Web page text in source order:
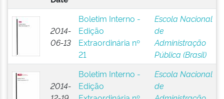
2014-
06-13
Boletim Interno -
Edição
Extraordinária nº
21
Escola Nacional
de
Administração
Pública (Brasil)
2014-
Boletim Interno -
Edição
Escola Nacional
de